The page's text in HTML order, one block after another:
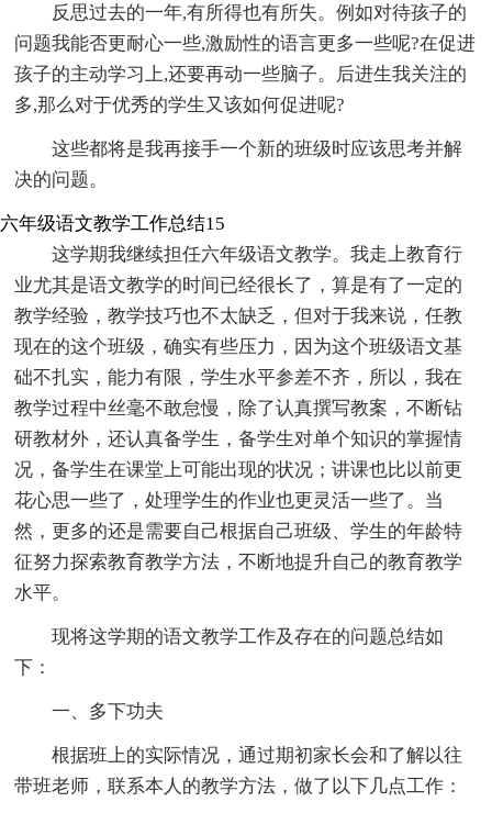
反思过去的一年,有所得也有所失。例如对待孩子的
问题我能否更耐心一些,激励性的语言更多一些呢?在促进
孩子的主动学习上,还要再动一些脑子。后进生我关注的
多,那么对于优秀的学生又该如何促进呢?
这些都将是我再接手一个新的班级时应该思考并解
决的问题。
六年级语文教学工作总结15
这学期我继续担任六年级语文教学。我走上教育行
业尤其是语文教学的时间已经很长了，算是有了一定的
教学经验，教学技巧也不太缺乏，但对于我来说，任教
现在的这个班级，确实有些压力，因为这个班级语文基
础不扎实，能力有限，学生水平参差不齐，所以，我在
教学过程中丝毫不敢怠慢，除了认真撰写教案，不断钻
研教材外，还认真备学生，备学生对单个知识的掌握情
况，备学生在课堂上可能出现的状况；讲课也比以前更
花心思一些了，处理学生的作业也更灵活一些了。当
然，更多的还是需要自己根据自己班级、学生的年龄特
征努力探索教育教学方法，不断地提升自己的教育教学
水平。
现将这学期的语文教学工作及存在的问题总结如
下：
一、多下功夫
根据班上的实际情况，通过期初家长会和了解以往
带班老师，联系本人的教学方法，做了以下几点工作：